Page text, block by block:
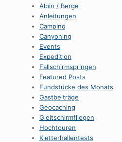
Alpin / Berge
Anleitungen
Camping
Canyoning
Events
Expedition
Fallschirmspringen
Featured Posts
Fundstücke des Monats
Gastbeiträge
Geocaching
Gleitschirmfliegen
Hochtouren
Kletterhallentests